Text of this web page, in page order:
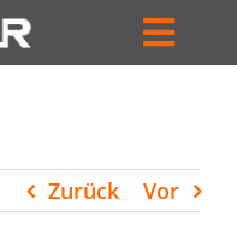
Zurück Vor